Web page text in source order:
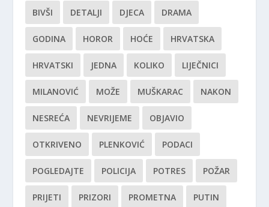
BIVŠI DETALJI DJECA DRAMA
GODINA HOROR HOĆE HRVATSKA
HRVATSKI JEDNA KOLIKO LIJEČNICI
MILANOVIĆ MOŽE MUŠKARAC NAKON
NESREĆA NEVRIJEME OBJAVIO
OTKRIVENO PLENKOVIĆ PODACI
POGLEDAJTE POLICIJA POTRES POŽAR
PRIJETI PRIZORI PROMETNA PUTIN